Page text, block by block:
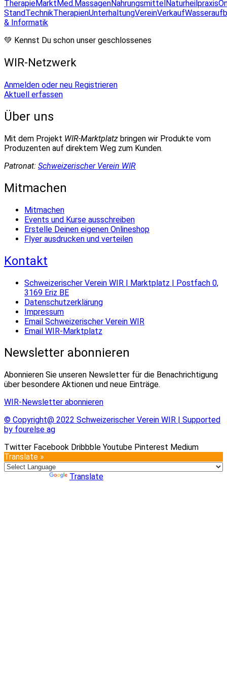
TherapieMarkt Med.MassagenNahrungsmittel Naturheilpraxis
StandTechnikTherapienUnterhaltungVereinVerkauf
& Informatik
💚 Kennst Du schon unser geschlossenes
WIR-Netzwerk
Anmelden oder neu Registrieren
Aktuell erfassen
Über uns
Mit dem Projekt WIR-Marktplatz bringen wir Produkte vom
Produzenten auf direktem Weg zum Kunden.
Patronat: Schweizerischer Verein WIR
Mitmachen
Mitmachen
Events und Kurse ausschreiben
Erstelle Deinen eigenen Onlineshop
Flyer ausdrucken und verteilen
Kontakt
Schweizerischer Verein WIR | Marktplatz | Postfach 0,
3169 Eriz BE
Datenschutzerklärung
Impressum
Email Schweizerischer Verein WIR
Email WIR-Marktplatz
Newsletter abonnieren
Abonnieren Sie unseren Newsletter für die Benachrichtigung
über besondere Aktionen und neue Einträge.
WIR-Newsletter abonnieren
© Copyright@ 2022 Schweizerischer Verein WIR | Supported
by fourelse ag
Twitter Facebook Dribbble Youtube Pinterest Medium
Translate »
Translate